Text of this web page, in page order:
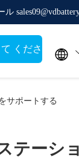
ル
くださ 
サポートする
テーシ